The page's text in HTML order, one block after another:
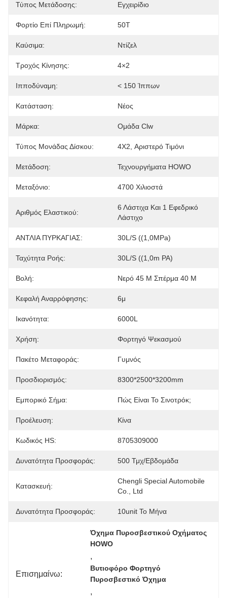
Τύπος Μετάδοσης: Εγχειρίδιο
Φορτίο Επί Πληρωμή: 50Τ
Καύσιμα: Ντίζελ
Τροχός Κίνησης: 4×2
Ιπποδύναμη: < 150 Ίππων
Κατάσταση: Νέος
Μάρκα: Ομάδα Clw
Τύπος Μονάδας Δίσκου: 4X2, Αριστερό Τιμόνι
Μετάδοση: Τεχνουργήματα HOWO
Μεταξόνιο: 4700 Χιλιοστά
Αριθμός Ελαστικού:
6 Λάστιχα Και 1 Εφεδρικό
Λάστιχο
ΑΝΤΛΙΑ ΠΥΡΚΑΓΙΑΣ: 30L/S ((1,0MPa)
Ταχύτητα Ροής: 30L/S ((1,0m PA)
Βολή: Νερό 45 M Σπέρμα 40 M
Κεφαλή Αναρρόφησης: 6μ
Ικανότητα: 6000L
Χρήση: Φορτηγό Ψεκασμού
Πακέτο Μεταφοράς: Γυμνός
Προσδιορισμός: 8300*2500*3200mm
Εμπορικό Σήμα: Πώς Είναι Το Σινοτρόκ;
Προέλευση: Κίνα
Κωδικός HS: 8705309000
Δυνατότητα Προσφοράς: 500 Τμχ/εβδομάδα
Κατασκευή:
Chengli Special Automobile
Co., Ltd
Δυνατότητα Προσφοράς: 10unit Το Μήνα
Επισημαίνω:
Όχημα Πυροσβεστικού Οχήματος
HOWO
,
Βυτιοφόρο Φορτηγό
Πυροσβεστικό Όχημα
,